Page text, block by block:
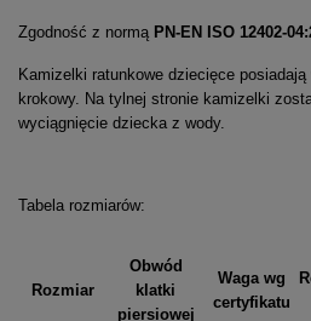
Zgodność z normą PN-EN ISO 12402-
Kamizelki ratunkowe dziecięce
krokowy. Na tylnej stronie kamizelki
wyciągnięcie dziecka z wody.
Tabela rozmiarów:
Rozmiar
Obwód
klatki
piersiowej
Waga wg
certyfikatu